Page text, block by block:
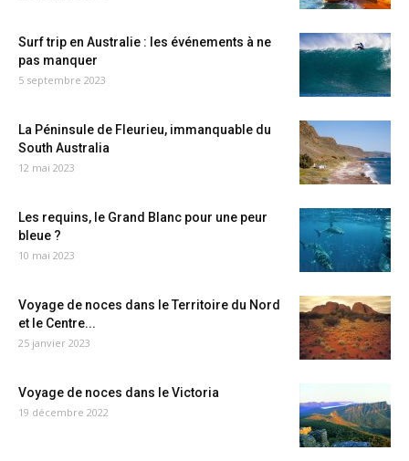
Surf trip en Australie : les événements à ne
pas manquer
5 septembre 2023
La Péninsule de Fleurieu, immanquable du
South Australia
12 mai 2023
Les requins, le Grand Blanc pour une peur
bleue ?
10 mai 2023
Voyage de noces dans le Territoire du Nord
et le Centre...
25 janvier 2023
Voyage de noces dans le Victoria
19 décembre 2022